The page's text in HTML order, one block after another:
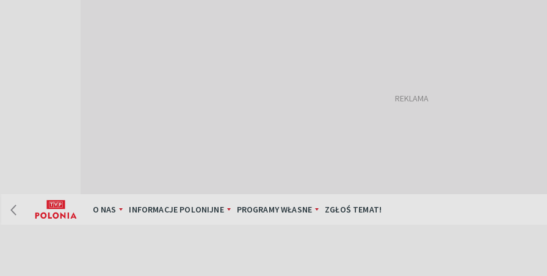
O NAS INFORMACJE POLONIJNE PROGRAMY WŁASNE ZGŁOŚ TEMAT!